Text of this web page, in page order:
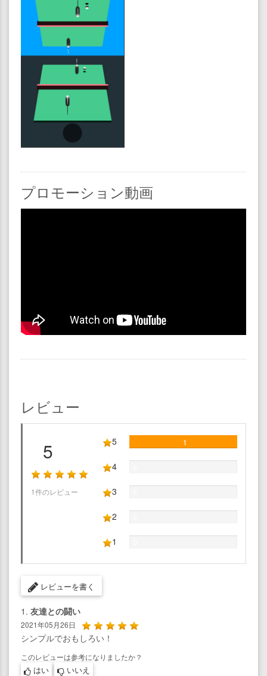
プロモーション動画
レビュー
5
1件のレビュー
5 1
4
3
2
1
レビューを書く
1. 友達との闘い
2021年05月26日
シンプルでおもしろい！
このレビューは参考になりましたか？
はい いいえ